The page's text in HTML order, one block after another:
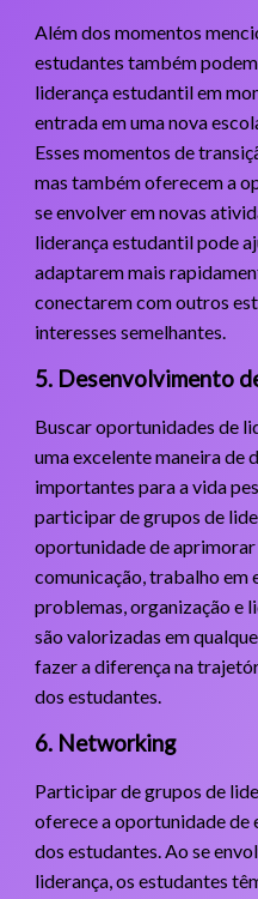
Além dos momentos
estudantes também
liderança estudantil em
entrada em uma nova
Esses momentos de
mas também oferecem a
se envolver em novas
liderança estudantil pode
adaptarem mais
conectarem com outros
interesses semelhantes.
5. Desenvolvimento
Buscar oportunidades de
uma excelente maneira de
importantes para a vida
participar de grupos de
oportunidade de aprimorar
comunicação, trabalho em
problemas, organização e
são valorizadas em
fazer a diferença na
dos estudantes.
6. Networking
Participar de grupos de
oferece a oportunidade de
dos estudantes. Ao se
liderança, os estudantes